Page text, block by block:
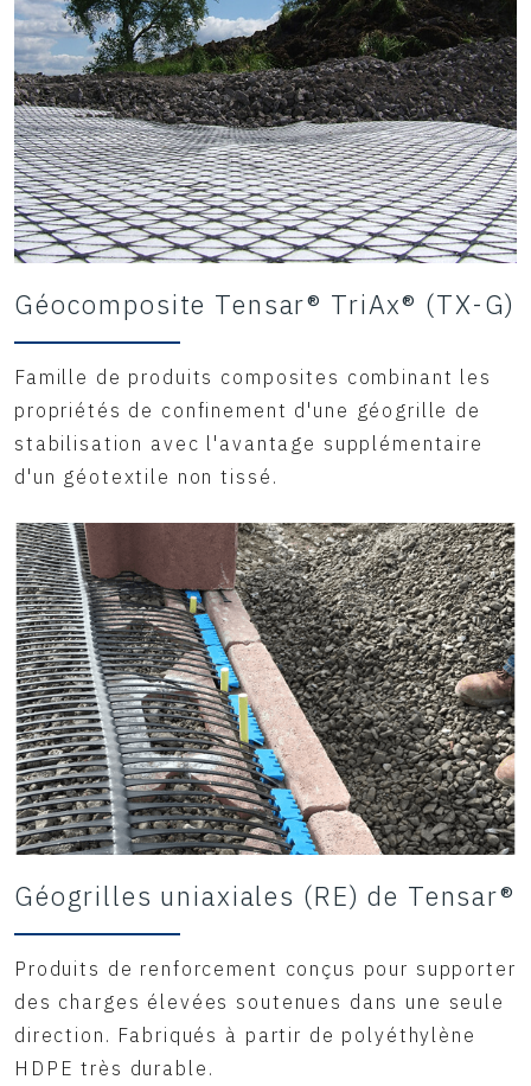
Géocomposite Tensar® TriAx® (TX-G)
Famille de produits composites combinant les
propriétés de confinement d'une géogrille de
stabilisation avec l'avantage supplémentaire
d'un géotextile non tissé.
Géogrilles uniaxiales (RE) de Tensar®
Produits de renforcement conçus pour supporter
des charges élevées soutenues dans une seule
direction. Fabriqués à partir de polyéthylène
HDPE très durable.